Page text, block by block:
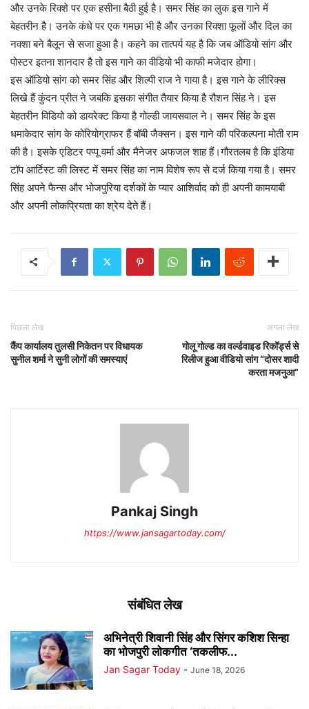
और उनके रिक्शे पर एक हसीना बैठी हुई है। समर सिंह का लुक इस गाने में
बेहतरीन है। उनके कंधे पर एक गमछा भी है और उनका रिक्शा फूलों और दिल का
नक्शा बने बैलून से सजा हुआ है। कहने का तात्पर्य यह है कि जब ऑडियो सांग और
पोस्टर इतना शानदार है तो इस गाने का वीडियो भी काफी मजेदार होगा।
इस ऑडियो सांग को समर सिंह और शिल्पी राज ने गाया है। इस गाने के लीरिक्स
लिखे हैं कुंदन प्रीत ने जबकि इसका संगीत तैयार किया है रौशन सिंह ने। इस
बेहतरीन विडियो को डायरेक्ट किया है गोल्डी जायसवाल ने। समर सिंह के इस
धमाकेदार सांग के कोरियोग्राफर हैं बॉबी जैक्सन। इस गाने की परिकल्पना मोती राम
की है। इसके एडिटर पप्पू वर्मा और मैनेजर अफजल शाह हैं।गौरतलब है कि इंडिया
टॉप आर्टिस्ट की लिस्ट में समर सिंह का नाम विशेष रूप से दर्ज किया गया है। समर
सिंह अपने फैन्स और भोजपुरिया दर्शकों के प्यार आशिर्वाद को ही अपनी कामयाबी
और अपनी लोकप्रियता का श्रेय देते हैं।
पिछला लेख
कैंप कार्यालय तुलसी निकेतन पर विधायक
सुनील शर्मा ने सुनी लोगों की समस्याएं
अगला लेख
गोलू गोल्ड का वर्ल्डवाइड रिकॉर्ड्स से
रिलीज हुआ वीडियो सांग “दोसर शादी
करता मजनुआ”
Pankaj Singh
https://www.jansagartoday.com/
संबंधित लेख
अभिनेत्री शिवानी सिंह और सिंगर कशिश सिन्हा
का भोजपुरी लोकगीत ‘तकलीफ...
Jan Sagar Today - June 18, 2026